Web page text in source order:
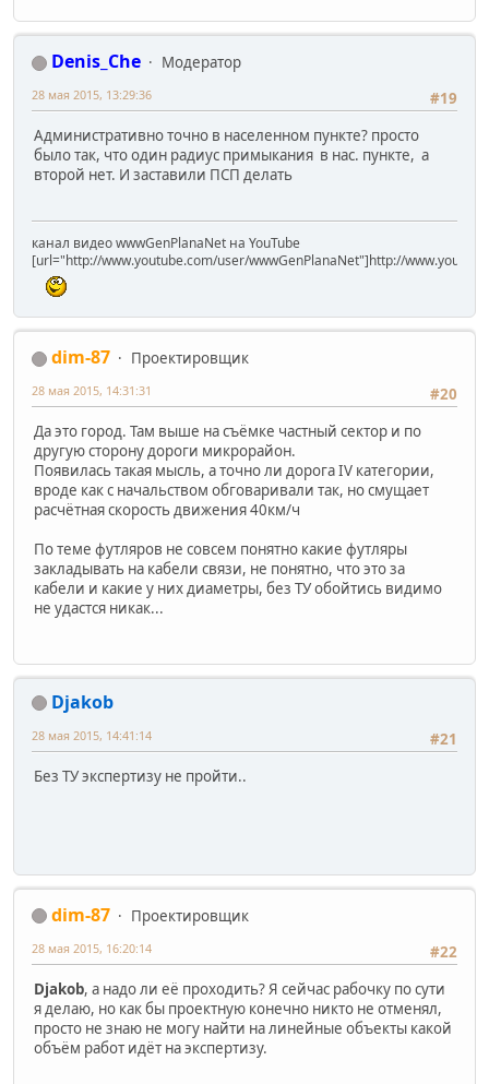
Denis_Che
Модератор
#19
28 мая 2015, 13:29:36
Административно точно в населенном пункте? просто
было так, что один радиус примыкания в нас. пункте, а
второй нет. И заставили ПСП делать
канал видео wwwGenPlanaNet на YouTube
[url="http://www.youtube.com/user/wwwGenPlanaNet"]http://
dim-87
Проектировщик
#20
28 мая 2015, 14:31:31
Да это город. Там выше на съёмке частный сектор и по
другую сторону дороги микрорайон.
Появилась такая мысль, а точно ли дорога IV категории,
вроде как с начальством обговаривали так, но смущает
расчётная скорость движения 40км/ч
По теме футляров не совсем понятно какие футляры
закладывать на кабели связи, не понятно, что это за
кабели и какие у них диаметры, без ТУ обойтись видимо
не удастся никак...
Djakob
#21
28 мая 2015, 14:41:14
Без ТУ экспертизу не пройти..
dim-87
Проектировщик
#22
28 мая 2015, 16:20:14
Djakob, а надо ли её проходить? Я сейчас рабочку по сути
я делаю, но как бы проектную конечно никто не отменял,
просто не знаю не могу найти на линейные объекты какой
объём работ идёт на экспертизу.